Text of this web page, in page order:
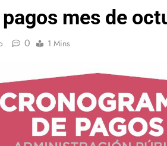
mes de
0 1 Mins